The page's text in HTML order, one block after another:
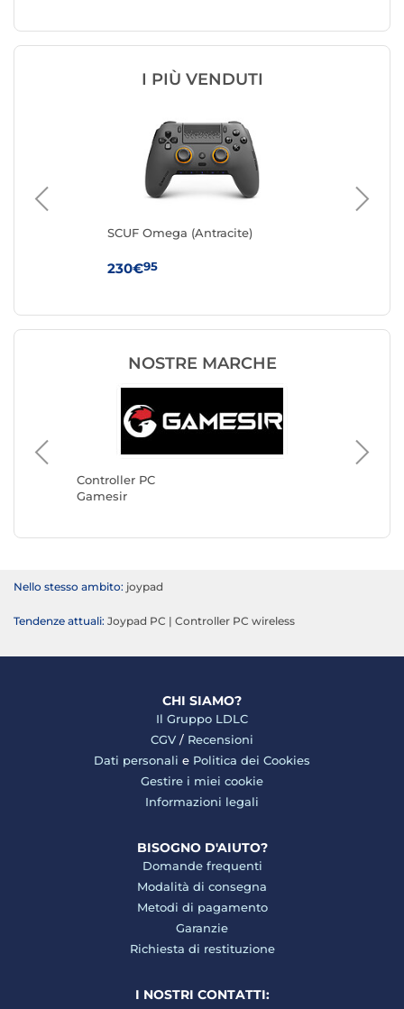
I PIÙ VENDUTI
SCUF Omega (Antracite)
230€95
NOSTRE MARCHE
Controller PC
Gamesir
Nello stesso ambito: joypad
Tendenze attuali: Joypad PC | Controller PC wireless
CHI SIAMO?
Il Gruppo LDLC
CGV / Recensioni
Dati personali e Politica dei Cookies
Gestire i miei cookie
Informazioni legali
BISOGNO D'AIUTO?
Domande frequenti
Modalità di consegna
Metodi di pagamento
Garanzie
Richiesta di restituzione
I NOSTRI CONTATTI: